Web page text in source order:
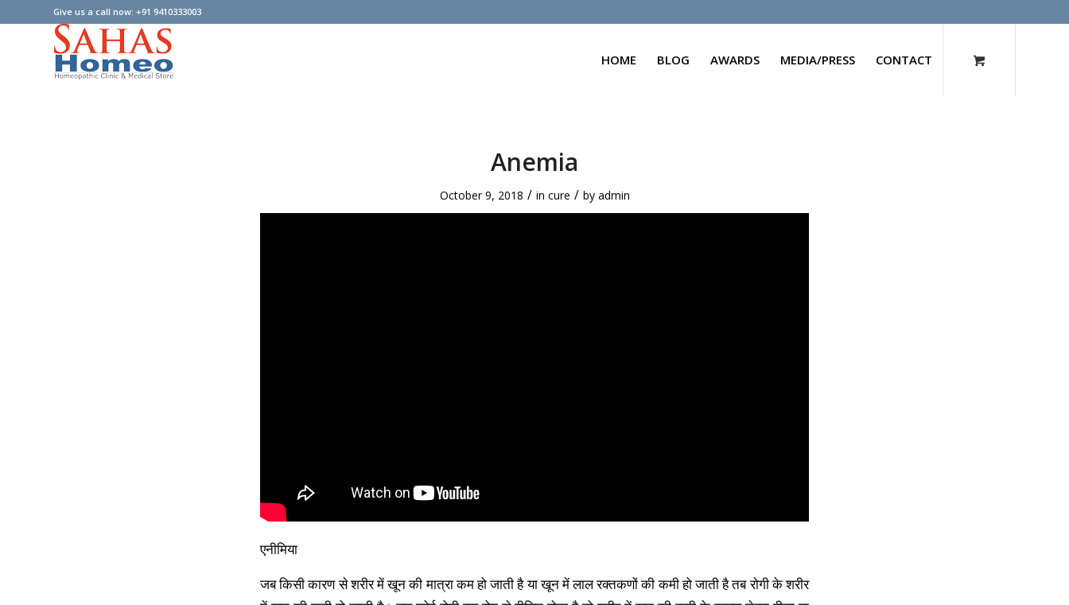
Give us a call now: +91 9410333003
HOME BLOG AWARDS MEDIA/PRESS CONTACT
Anemia
October 9, 2018 / in cure / by admin
एनीमिया
जब किसी कारण से शरीर में खून की मात्रा कम हो जाती है या खून में लाल रक्तकणों की कमी हो जाती है तब रोगी के शरीर